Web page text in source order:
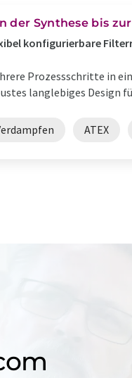
der Synthese bis
konfigurierbare
Prozessschritte in
langlebiges Design
ATEX